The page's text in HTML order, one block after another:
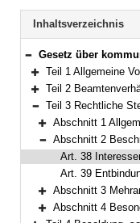
letzten
Suche
Navigation
Inhaltsverzeichnis
Bereich reduzieren
Gesetz über kommunale Wahlbeamte und Wahlbeamtinnen
Bereich erweitern
Teil 1 Allgemeine
Bereich erweitern
Teil 2
Bereich reduzieren
Teil 3 Rechtliche
Bereich erweitern
Abschnitt 1
Bereich reduzieren
Abschnitt 2
Art. 38
Art. 39
Bereich erweitern
Abschnitt 3
Bereich erweitern
Abschnitt 4